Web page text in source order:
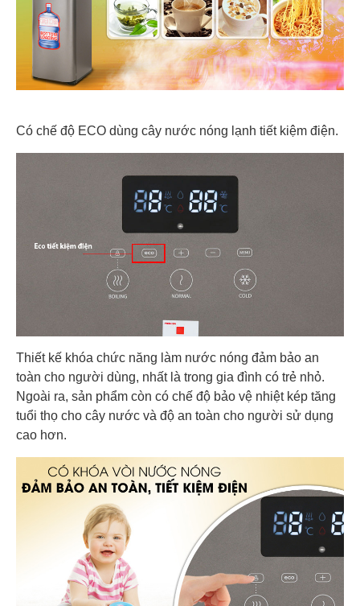
Có chế độ ECO dùng cây nước nóng lạnh tiết kiệm điện.
Thiết kế khóa chức năng làm nước nóng đảm bảo an
toàn cho người dùng, nhất là trong gia đình có trẻ nhỏ.
Ngoài ra, sản phẩm còn có chế độ bảo vệ nhiệt kép tăng
tuổi thọ cho cây nước và độ an toàn cho người sử dụng
cao hơn.